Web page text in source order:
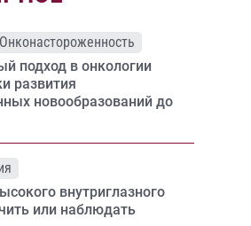
Онконастороженность
подход в онкологии
развития
новообразований до
внутриглазного
или наблюдать